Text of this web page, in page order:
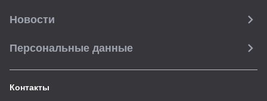
Новости
Персональные данные
Контакты